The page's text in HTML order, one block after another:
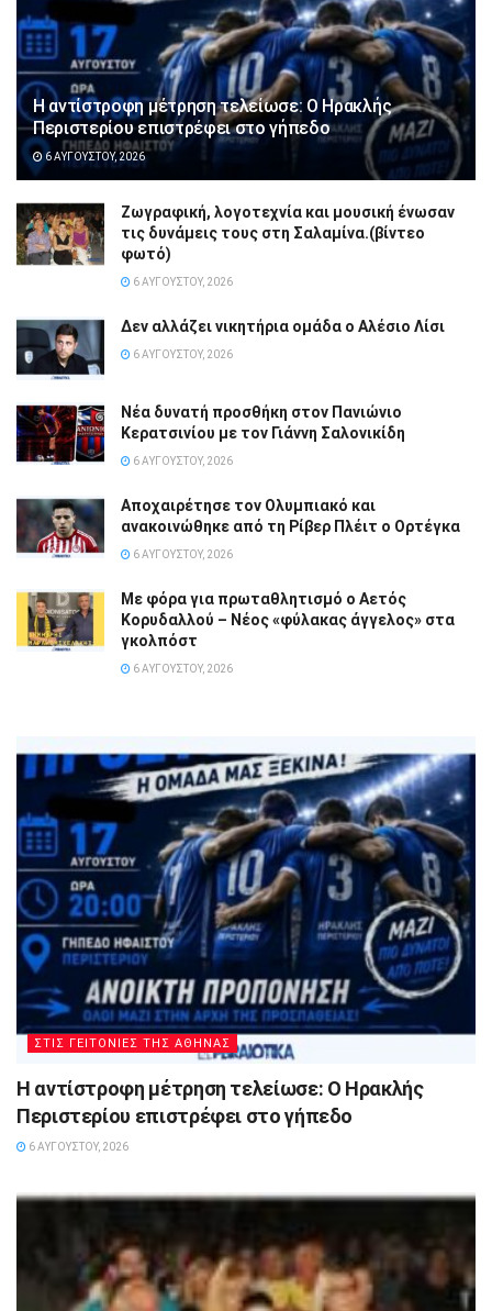
Η αντίστροφη μέτρηση τελείωσε: Ο Ηρακλής
Περιστερίου επιστρέφει στο γήπεδο
6 ΑΥΓΟΎΣΤΟΥ, 2026
Ζωγραφική, λογοτεχνία και μουσική ένωσαν
τις δυνάμεις τους στη Σαλαμίνα.(βίντεο
φωτό)
6 ΑΥΓΟΎΣΤΟΥ, 2026
Δεν αλλάζει νικητήρια ομάδα ο Αλέσιο Λίσι
6 ΑΥΓΟΎΣΤΟΥ, 2026
Νέα δυνατή προσθήκη στον Πανιώνιο
Κερατσινίου με τον Γιάννη Σαλονικίδη
6 ΑΥΓΟΎΣΤΟΥ, 2026
Αποχαιρέτησε τον Ολυμπιακό και
ανακοινώθηκε από τη Ρίβερ Πλέιτ ο Ορτέγκα
6 ΑΥΓΟΎΣΤΟΥ, 2026
Με φόρα για πρωταθλητισμό ο Αετός
Κορυδαλλού – Νέος «φύλακας άγγελος» στα
γκολπόστ
6 ΑΥΓΟΎΣΤΟΥ, 2026
ΣΤΙΣ ΓΕΙΤΟΝΙΕΣ ΤΗΣ ΑΘΗΝΑΣ
Η αντίστροφη μέτρηση τελείωσε: Ο Ηρακλής
Περιστερίου επιστρέφει στο γήπεδο
6 ΑΥΓΟΎΣΤΟΥ, 2026